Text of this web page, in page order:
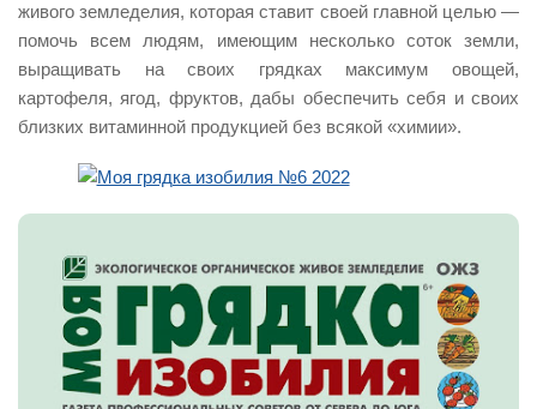
живого земледелия, которая ставит своей главной целью —
помочь всем людям, имеющим несколько соток земли,
выращивать на своих грядках максимум овощей,
картофеля, ягод, фруктов, дабы обеспечить себя и своих
близких витаминной продукцией без всякой «химии».